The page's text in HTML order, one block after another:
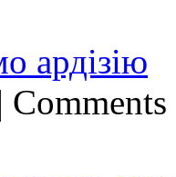
ардізію
|